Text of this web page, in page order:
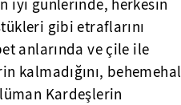
iyi günlerinde, herkesin
gibi etraflarını
anlarında ve çile ile
kalmadığını, behemehal
Kardeşlerin